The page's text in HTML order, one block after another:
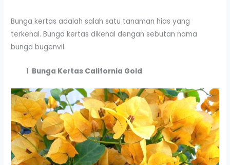
Bunga kertas adalah salah satu tanaman hias yang
terkenal. Bunga kertas dikenal dengan sebutan nama
bunga bugenvil.
Bunga Kertas California Gold